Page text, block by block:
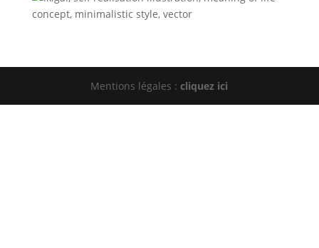
Mentions légales :cliquez ici